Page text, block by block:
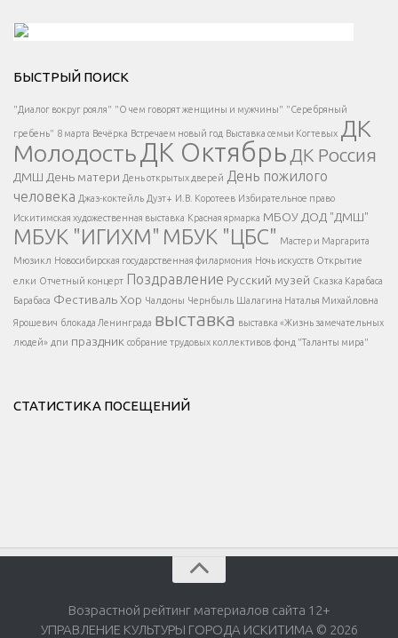
Есть вопрос?
Напишите нам
</span >
Написать
</button >
</div >
</div > </div >
БЫСТРЫЙ ПОИСК
"Диалог вокруг рояля" "О чем говорят женщины и мужчины" "Серебряный
гребень" 8 марта Вечёрка Встречаем новый год Выставка семьи Когтевых ДК
МолодостьДК Октябрь ДК Россия
ДМШ День матери День открытых дверей День пожилого
человека Джаз-коктейль Дуэт+ И.В. Коротеев Избирательное право
Искитимская художественная выставка Красная ярмарка МБОУ ДОД "ДМШ"
МБУК "ИГИХМ" МБУК "ЦБС" Мастер и Маргарита
Мюзикл Новосибирская государственная филармония Ночь искусств Открытие
елки Отчетный концерт Поздравление Русский музей Сказка Карабаса
Барабаса Фестиваль Хор Чалдоны Чернбыль Шалагина Наталья Михайловна
Ярошевич блокада Ленинграда выставка выставка «Жизнь замечательных
людей» дпи праздник собрание трудовых коллективов фонд "Таланты мира"
СТАТИСТИКА ПОСЕЩЕНИЙ
Возрастной рейтинг материалов сайта 12+
УПРАВЛЕНИЕ КУЛЬТУРЫ ГОРОДА ИСКИТИМА © 2026